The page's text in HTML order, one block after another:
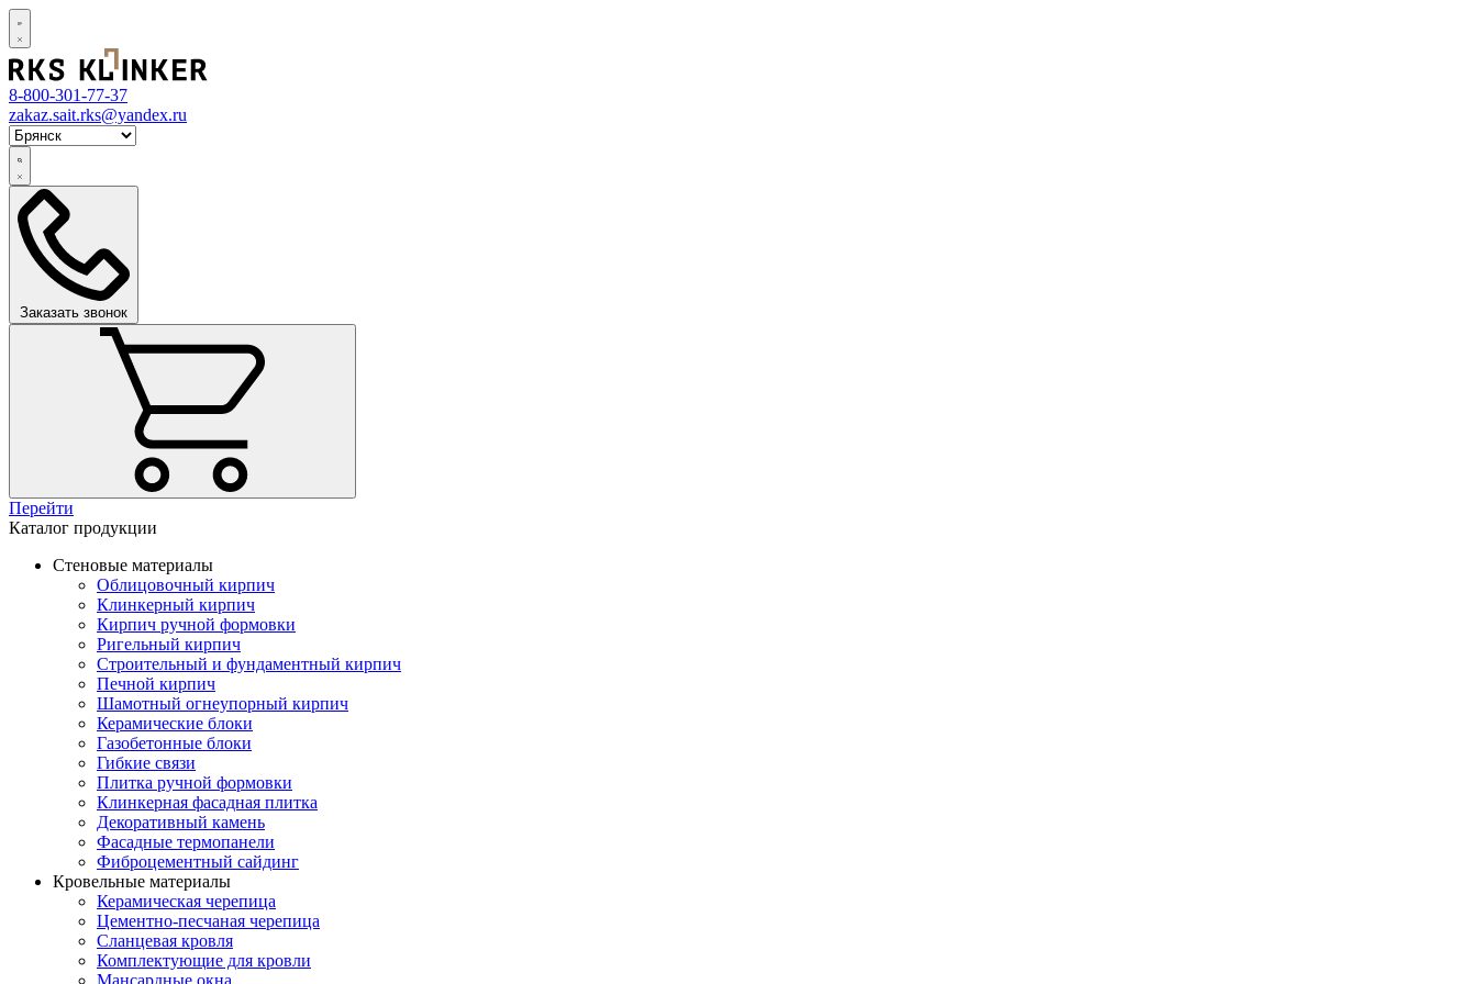
8-800-301-77-37
zakaz.sait.rks@yandex.ru
Заказать звонок
Перейти
Каталог продукции
Стеновые материалы
Облицовочный кирпич
Клинкерный кирпич
Кирпич ручной формовки
Ригельный кирпич
Строительный и фундаментный кирпич
Печной кирпич
Шамотный огнеупорный кирпич
Керамические блоки
Газобетонные блоки
Гибкие связи
Плитка ручной формовки
Клинкерная фасадная плитка
Декоративный камень
Фасадные термопанели
Фиброцементный сайдинг
Кровельные материалы
Керамическая черепица
Цементно-песчаная черепица
Сланцевая кровля
Комплектующие для кровли
Мансардные окна